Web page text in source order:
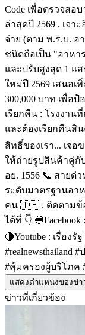
Code เพื่อตรวจส
ล่าสุดปี 2569 . เจ
จ่าย (ตาม พ.ร.บ. อ
ชนิดถือเป็น "อาหา
และปรับสูงสุด 1 แ
ใหม่ปี 2569 เสนอ
300,000 บาท เพื่อ
เรียกคืน : โรงงาน
และต้องเรียกคืนสิ
สิทธิ์ของเรา... เจ
ให้ถ่ายรูปสินค้าคู่กั
อย. 1556 📞 สายด่
ระดับมาตรฐานอา
คน 🇹🇭 . ติดตามข้อ
ได้ที่ 👇
🔴Youtube : เรื่องรั
#realnewsthailand
#คุ้มครองผู้บริโภค
แสดงตำแหน่งของข่
ข่าวที่เกี่ยวข้อง